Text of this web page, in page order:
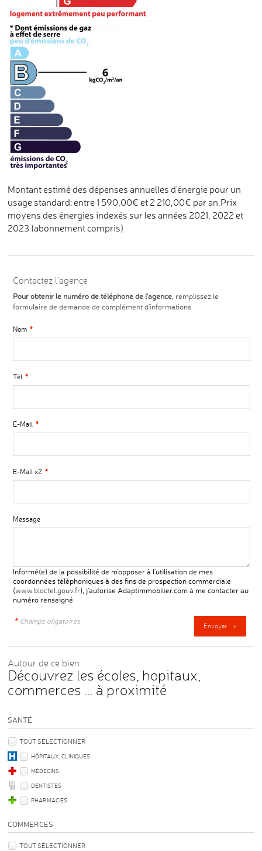
Montant estimé des dépenses annuelles d'énergie pour un
usage standard: entre 1 590,00€ et 2 210,00€ par an.Prix
moyens des énergies indexés sur les années 2021, 2022 et
2023 (abonnement compris)
Contactez l'agence
Pour obtenir le numéro de téléphone de l'agence, remplissez le
formulaire de demande de complément d'informations.
Nom *
Tél *
E-Mail *
E-Mail x2 *
Message
Informé(e) de la possibilité de m'opposer à l'utilisation de mes
coordonnées téléphoniques à des fins de prospection commerciale
(www.bloctel.gouv.fr), j'autorise Adaptimmobilier.com à me contacter au
numéro renseigné.
* Champs oligatoires
Autour de ce bien :
Découvrez les écoles, hopitaux,
commerces ... à proximité
SANTÉ
TOUT SÉLECTIONNER
HÔPITAUX, CLINIQUES
MÉDECINS
DENTISTES
PHARMACIES
COMMERCES
TOUT SÉLECTIONNER